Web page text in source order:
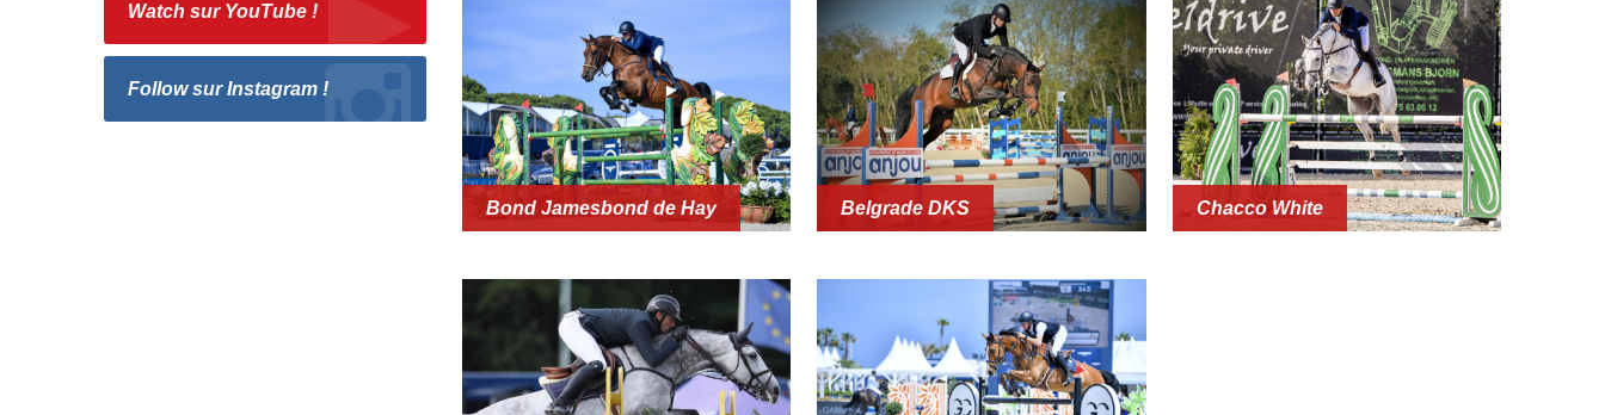
Watch sur YouTube !
Follow sur Instagram !
Bond Jamesbond de Hay Belgrade DKS Chacco White